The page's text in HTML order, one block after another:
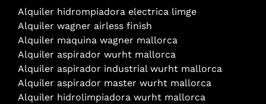
Alquiler hidrompiadora electrica limge
Alquiler wagner airless finish
Alquiler maquina wagner mallorca
Alquiler aspirador wurht mallorca
Alquiler aspirador industrial wurht mallorca
Alquiler aspirador master wurht mallorca
Alquiler hidrolimpiadora wurht mallorca